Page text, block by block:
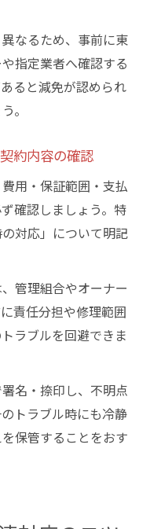
なるため、事前に東
指定業者へ確認する
ると減免が認められ
。
約内容の確認
用・保証範囲・支払
確認しましょう。特
対応」について明記
管理組合やオーナー
責任分担や修理範囲
ラブルを回避できま
名・捺印し、不明点
トラブル時にも冷静
保管することをおす